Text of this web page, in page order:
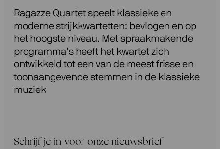
Ragazze Quartet speelt klassieke en
moderne strijkkwartetten: bevlogen en op
het hoogste niveau. Met spraakmakende
programma’s heeft het kwartet zich
ontwikkeld tot een van de meest frisse en
toonaangevende stemmen in de klassieke
muziek
Schrijf je in voor onze nieuwsbrief